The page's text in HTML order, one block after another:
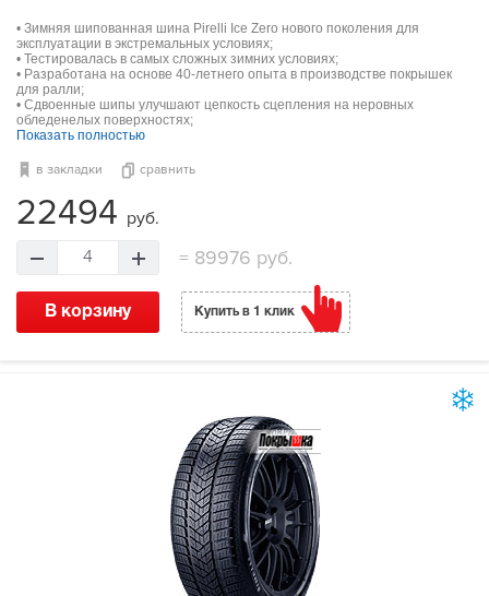
• Зимняя шипованная шина Pirelli Ice Zero нового поколения для
эксплуатации в экстремальных условиях;
• Тестировалась в самых сложных зимних условиях;
• Разработана на основе 40-летнего опыта в производстве покрышек
для ралли;
• Сдвоенные шипы улучшают цепкость сцепления на неровных
обледенелых поверхностях;
Показать полностью
в закладки сравнить
22494 руб.
4 =89976 руб.
В корзину Купить в 1 клик